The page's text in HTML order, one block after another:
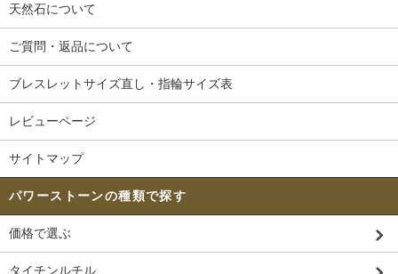
天然石について
ご質問・返品について
ブレスレットサイズ直し・指輪サイズ表
レビューページ
サイトマップ
パワーストーンの種類で探す
価格で選ぶ
タイチンルチル